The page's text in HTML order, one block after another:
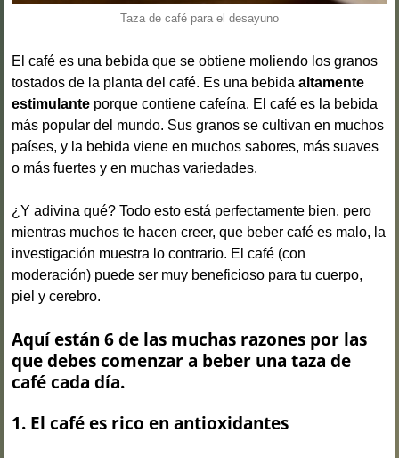
Taza de café para el desayuno
El café es una bebida que se obtiene moliendo los granos
tostados de la planta del café. Es una bebidaaltamente
estimulante porque contiene cafeína. El café es la bebida
más popular del mundo. Sus granos se cultivan en muchos
países, y la bebida viene en muchos sabores, más suaves
o más fuertes y en muchas variedades.
¿Y adivina qué? Todo esto está perfectamente bien, pero
mientras muchos te hacen creer, que beber café es malo, la
investigación muestra lo contrario. El café (con
moderación) puede ser muy beneficioso para tu cuerpo,
piel y cerebro.
Aquí están 6 de las muchas razones por las
que debes comenzar a beber una taza de
café cada día.
1. El café es rico en antioxidantes